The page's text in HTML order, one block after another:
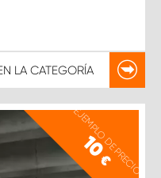
LA CATEGORÍA
EJEMPLO DE PRECIO
10
€